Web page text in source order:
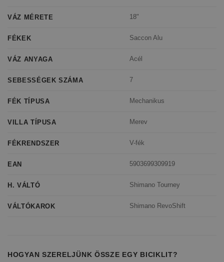
VÁZ MÉRETE 18"
FÉKEK Saccon Alu
VÁZ ANYAGA Acél
SEBESSÉGEK SZÁMA 7
FÉK TÍPUSA Mechanikus
VILLA TÍPUSA Merev
FÉKRENDSZER V-fék
EAN 5903699309919
H. VÁLTÓ Shimano Tourney
VÁLTÓKAROK Shimano RevoShift
HOGYAN SZERELJÜNK ÖSSZE EGY BICIKLIT?